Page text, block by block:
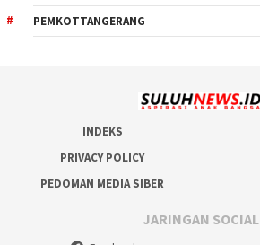
PEMKOTTANGERANG
INDEKS
PRIVACY POLICY
PEDOMAN MEDIA SIBER
JARINGAN SOCIAL